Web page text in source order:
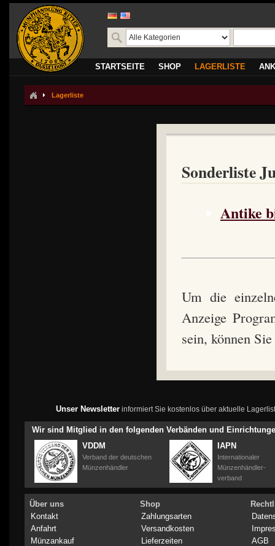
STARTSEITE SHOP LAGERLISTE
Lagerliste
Sonderliste
Antike
Um die
Anzeige
sein, können
Unser Newsletterinformiert Sie kostenlos über aktuelle
Wir sind Mitglied in den folgenden Verbänden und
VDDM
Verband der deutschen
Münzenhändler
IAPN
Internationaler
Münzenhändler-
verband
Über uns
Kontakt
Anfahrt
Münzankauf
Shop
Zahlungsarten
Versandkosten
Lieferzeiten
AGB